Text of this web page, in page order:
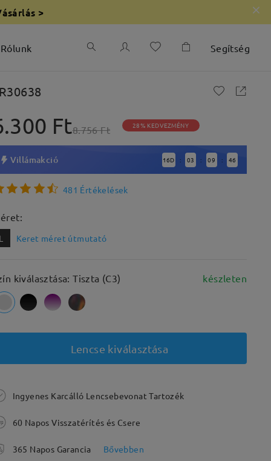
>
Rólunk Segítség
Ft8.756 Ft 28% KEDVEZMÉNY
Villámakció 16D : 03 : 09 : 44
481 Értékelések
Keret méret útmutató
kiválasztása: Tiszta (C3) készleten
Lencse kiválasztása
Ingyenes Karcálló Lencsebevonat Tartozék
60 Napos Visszatérítés és Csere
365 Napos Garancia Bővebben